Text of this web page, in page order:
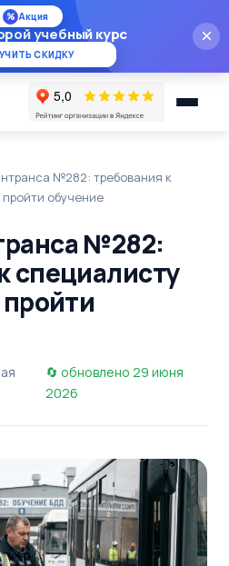
×
% Акция
учебный курс
СКИДКУ
№282: требования к
обучение
№282:
специалисту
обновлено 29 июня
2026